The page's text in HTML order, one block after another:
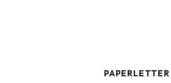
PAPERLETTER